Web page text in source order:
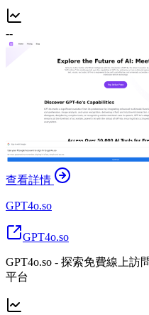
--
查看詳情
GPT4o.so
GPT4o.so
GPT4o.so - 探索免費線上訪
平台